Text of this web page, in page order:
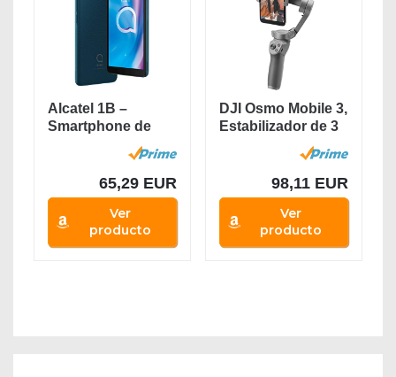
Alcatel 1B –
Smartphone de
65,29 EUR
Ver
producto
DJI Osmo Mobile 3,
Estabilizador de 3
98,11 EUR
Ver
producto